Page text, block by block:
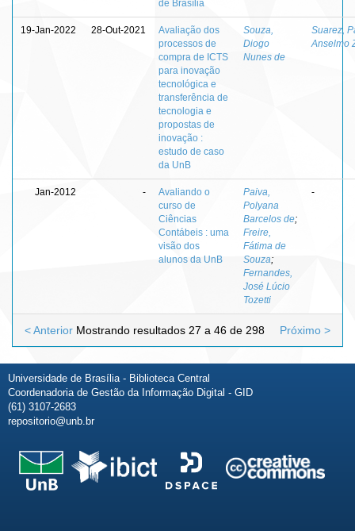
de Brasília
19-Jan-2022 28-Out-2021
Avaliação dos
processos de
compra de ICTS
para inovação
tecnológica e
transferência de
tecnologia e
propostas de
inovação :
estudo de caso
da UnB
Souza,
Diogo
Nunes de
Suarez,
Anselmo
Jan-2012 -
Avaliando o
curso de
Ciências
Contábeis : uma
visão dos
alunos da UnB
Paiva,
Polyana
Barcelos de;
Freire,
Fátima de
Souza;
Fernandes,
José Lúcio
Tozetti
-
Mostrando resultados 27 a 46 de 298
< Anterior Próximo >
Universidade de Brasília - Biblioteca Central
Coordenadoria de Gestão da Informação Digital - GID
(61) 3107-2683
repositorio@unb.br